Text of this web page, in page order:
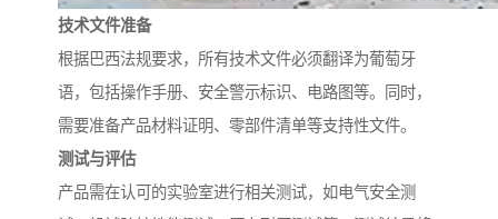
技术文件准备
根据巴西法规要求，所有技术文件必须翻译为葡萄牙
语，包括操作手册、安全警示标识、电路图等。同时，
需要准备产品材料证明、零部件清单等支持性文件。
测试与评估
产品需在认可的实验室进行相关测试，如电气安全测